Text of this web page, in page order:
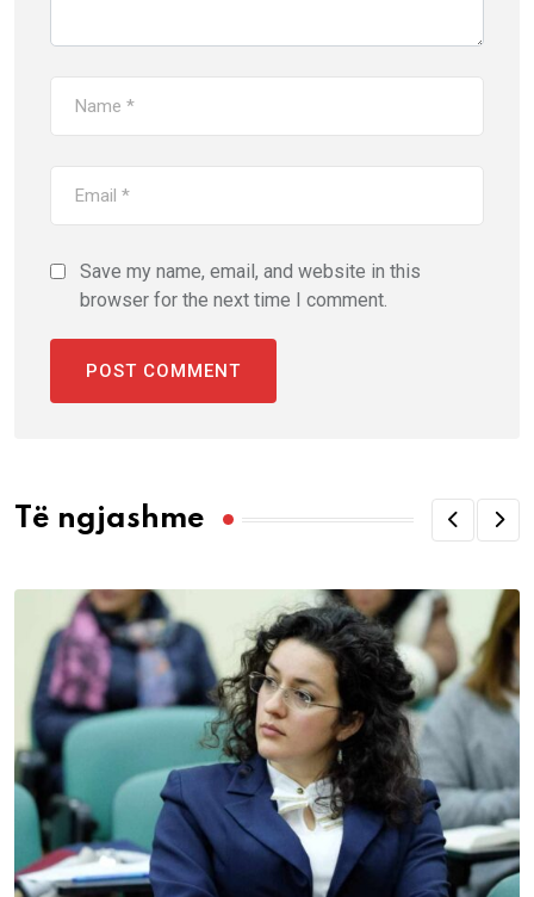
Save my name, email, and website in this
browser for the next time I comment.
Të ngjashme